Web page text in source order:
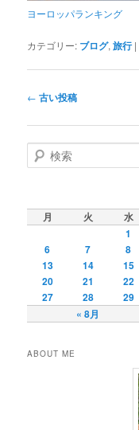
ヨーロッパランキング
カテゴリー: ブログ,旅行 |
投
ナ
ビ
ゲ
ョ
ン
← 古い投稿
検
索
月 火 水
« 8月
1
6
7 8
13
14 15
20
21 22
27
28 29
ABOUT ME